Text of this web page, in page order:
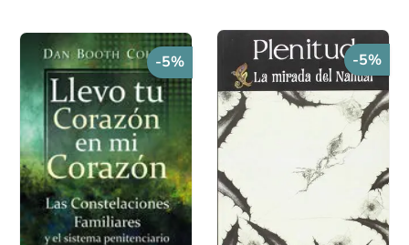
-5% -5%